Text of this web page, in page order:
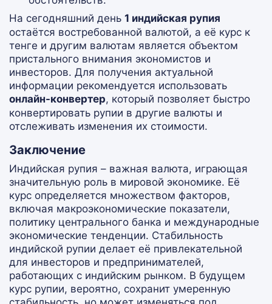
На сегодняшний день 1 индийская рупия
остаётся востребованной валютой, а её курс к
тенге и другим валютам является объектом
пристального внимания экономистов и
инвесторов. Для получения актуальной
информации рекомендуется использовать
онлайн-конвертер, который позволяет быстро
конвертировать рупии в другие валюты и
отслеживать изменения их стоимости.
Заключение
Индийская рупия – важная валюта, играющая
значительную роль в мировой экономике. Её
курс определяется множеством факторов,
включая макроэкономические показатели,
политику центрального банка и международные
экономические тенденции. Стабильность
индийской рупии делает её привлекательной
для инвесторов и предпринимателей,
работающих с индийским рынком. В будущем
курс рупии, вероятно, сохранит умеренную